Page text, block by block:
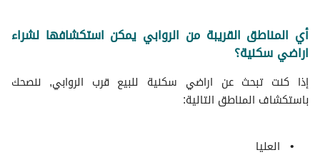
أي المناطق القريبة من الروابي يمكن استكشافها لشراء
اراضي سكنية؟
إذا كنت تبحث عن اراضي سكنية للبيع قرب الروابي, ننصحك
باستكشاف المناطق التالية:
العليا